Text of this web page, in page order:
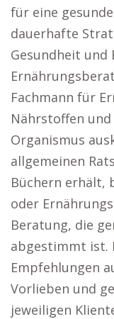
für eine
dauerhafte
Gesundheit und
Fachmann für
Nährstoffen
Organismus
allgemeinen
Büchern erhält,
oder
Beratung, die
abgestimmt ist.
Empfehlungen
Vorlieben und
jeweiligen